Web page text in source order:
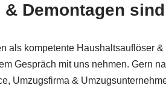
Demontagen
als kompetente Haushaltsauflöser
Gespräch mit uns nehmen. Gern
Umzugsfirma &